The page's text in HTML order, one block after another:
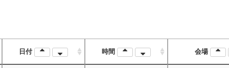
日付 時間 会場